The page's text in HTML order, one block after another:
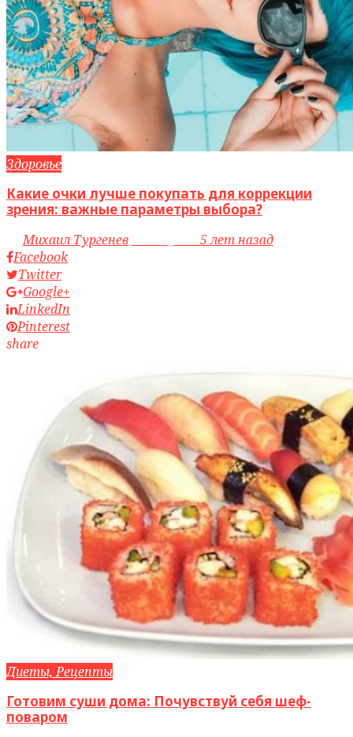
Здоровье
Какие очки лучше покупать для коррекции
зрения: важные параметры выбора?
byМихаил Тургенев
5 лет назад
Facebook
Twitter
Google+
LinkedIn
Pinterest
share
Диеты, Рецепты
Готовим суши дома: Почувствуй себя шеф-
поваром